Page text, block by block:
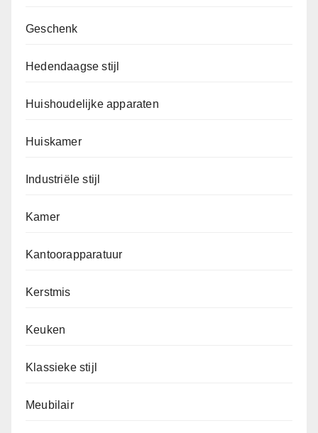
Geschenk
Hedendaagse stijl
Huishoudelijke apparaten
Huiskamer
Industriële stijl
Kamer
Kantoorapparatuur
Kerstmis
Keuken
Klassieke stijl
Meubilair